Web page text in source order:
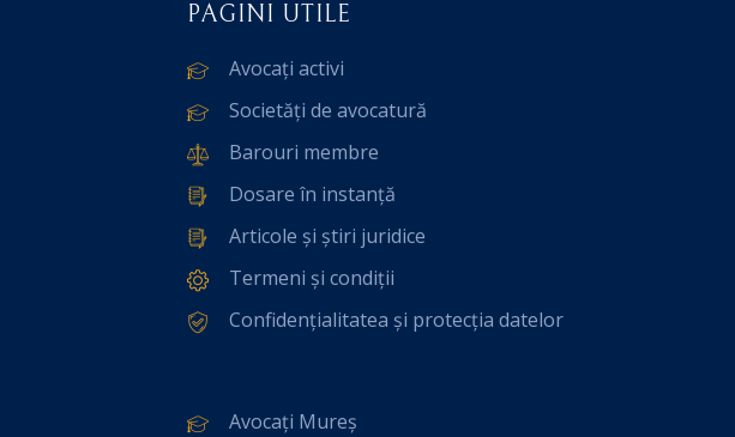
PAGINI UTILE
Avocați activi
Societăți de avocatură
Barouri membre
Dosare în instanță
Articole și știri juridice
Termeni și condiții
Confidențialitatea și protecția datelor
Avocați Mureș